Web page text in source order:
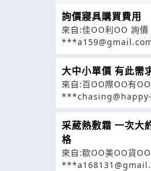
詢價寢具購買費用
來自:佳OO利OO 詢價
大中小單價 有此需
來自:百OO際OO有
采葳熱敷霜 一次大
格
來自:歐OO美OO貨